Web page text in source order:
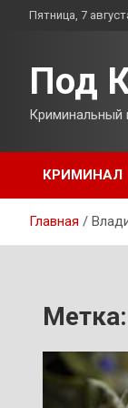
ПерейтиПятница, 7
Под
Криминальный
КРИМИНАЛ
Главная
Метка: